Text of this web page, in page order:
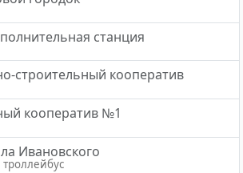
станция
строительный кооператив
кооператив №1
Ивановского
троллейбус